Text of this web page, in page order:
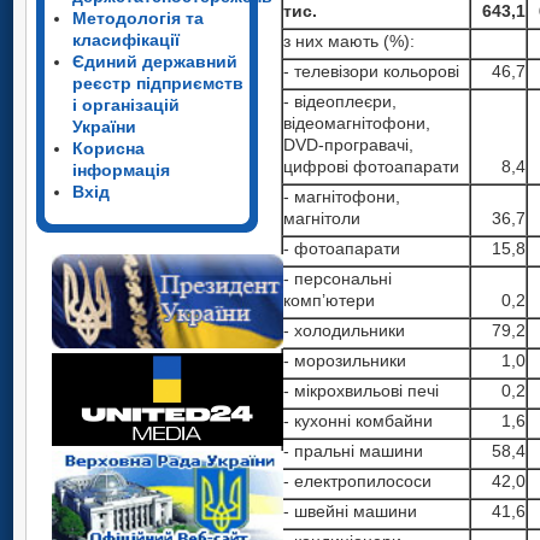
Методологія та
класифікації
Єдиний державний
реєстр підприємств
і організацій
України
Корисна
інформація
Вхід
тис. 643,1
з них мають (%):
- телевізори кольорові
46,7
- відеоплеєри,
відеомагнітофони,
DVD-програвачі,
цифрові фотоапарати
8,4
- магнітофони,
магнітоли
36,7
- фотоапарати
15,8
- персональні
комп’ютери
0,2
- холодильники
79,2
- морозильники
1,0
- мікрохвильові печі
0,2
- кухонні комбайни
1,6
- пральні машини
58,4
- електропилососи
42,0
- швейні машини
41,6